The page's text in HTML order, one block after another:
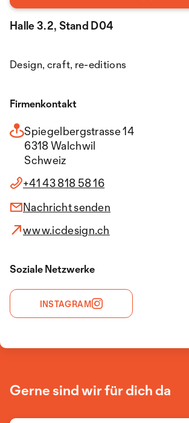
Halle 3.2, Stand D04
Design, craft, re-editions
Firmenkontakt
Spiegelbergstrasse 14
6318 Walchwil
Schweiz
+41 43 818 58 16
Nachricht senden
www.icdesign.ch
Soziale Netzwerke
INSTAGRAM
Gerne sind wir für dich da